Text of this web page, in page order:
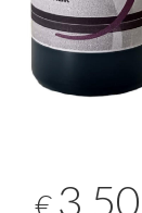
3,50